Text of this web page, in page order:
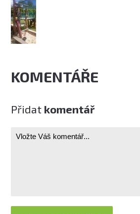
KOMENTÁŘE
Přidat komentář